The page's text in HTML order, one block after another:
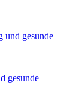
und gesunde